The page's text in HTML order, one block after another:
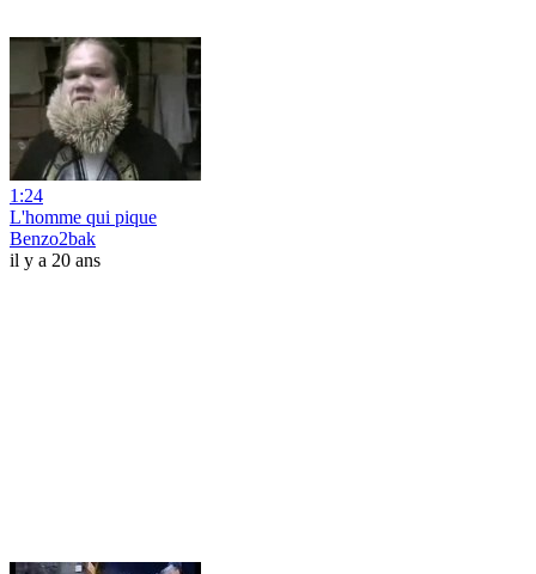
1:24
L'homme qui pique
Benzo2bak
il y a 20 ans